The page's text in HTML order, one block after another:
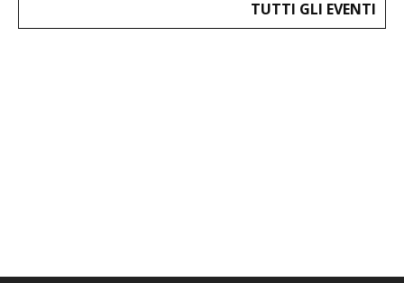
TUTTI GLI EVENTI